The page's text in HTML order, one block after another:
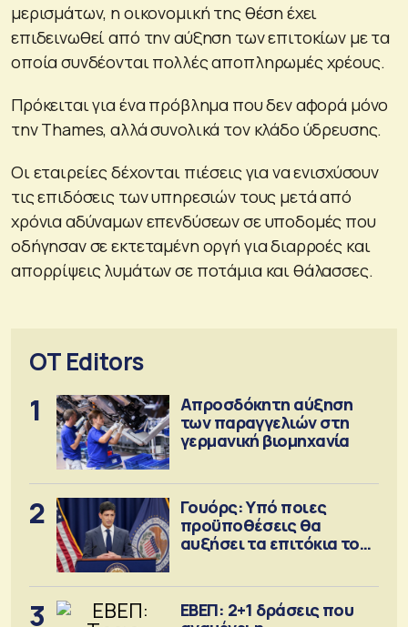
μερισμάτων, η οικονομική της θέση έχει
επιδεινωθεί από την αύξηση των επιτοκίων με τα
οποία συνδέονται πολλές αποπληρωμές χρέους.
Πρόκειται για ένα πρόβλημα που δεν αφορά μόνο
την Τhames, αλλά συνολικά τον κλάδο ύδρευσης.
Οι εταιρείες δέχονται πιέσεις για να ενισχύσουν
τις επιδόσεις των υπηρεσιών τους μετά από
χρόνια αδύναμων επενδύσεων σε υποδομές που
οδήγησαν σε εκτεταμένη οργή για διαρροές και
απορρίψεις λυμάτων σε ποτάμια και θάλασσες.
OT Editors
1
Απροσδόκητη αύξηση
των παραγγελιών στη
γερμανική βιομηχανία
2
Γουόρς: Υπό ποιες
προϋποθέσεις θα
αυξήσει τα επιτόκια τον
3
ΕΒΕΠ: 2+1 δράσεις που